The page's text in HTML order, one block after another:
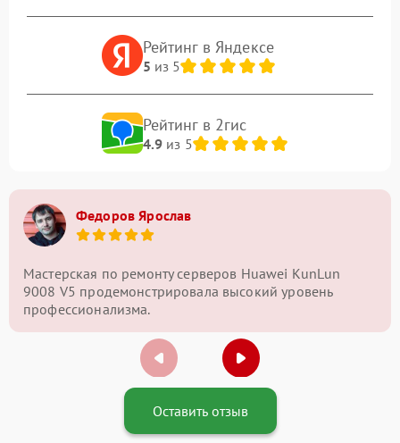
Рейтинг в Яндексе
5 из 5
Рейтинг в 2гис
4.9из 5
Федоров Ярослав
Мастерская по ремонту серверов Huawei KunLun
9008 V5 продемонстрировала высокий уровень
профессионализма.
Оставить отзыв